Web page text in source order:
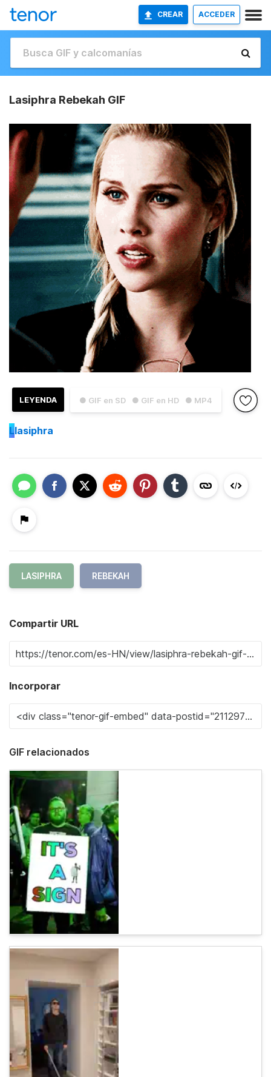
CREAR ACCEDER
Lasiphra Rebekah GIF
● GIF en SD ● GIF en HD ● MP4
LEYENDA
Llasiphra
LASIPHRA REBEKAH
Compartir URL
Incorporar
GIF relacionados